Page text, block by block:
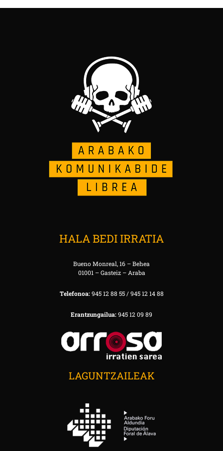
HALA BEDI IRRATIA
Bueno Monreal, 16 – Behea
01001 – Gasteiz – Araba
Telefonoa:945 12 88 55 / 945 12 14 88
Erantzungailua:945 12 09 89
LAGUNTZAILEAK